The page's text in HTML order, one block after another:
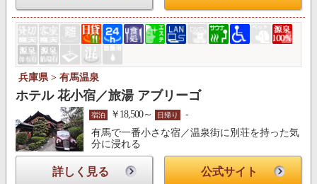
兵庫県 > 有馬温泉
ホテル 花小宿／旅湯 アブリーゴ
宿泊 ￥18,500～ 日帰り
-
有馬で一番小さな宿／温泉街に別荘を持った気
分に浸れる
詳しく見る 公式サイト